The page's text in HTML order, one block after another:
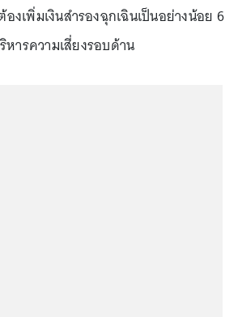
งเพิ่มเงินสำรองฉุกเฉินเป็นอย่างน้อย 6
ารความเสี่ยงรอบด้าน